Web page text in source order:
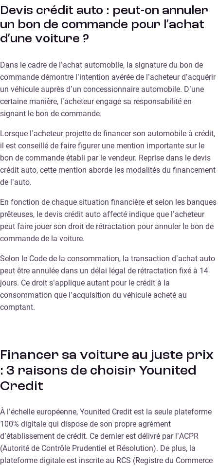
Devis crédit auto : peut-on annuler
un bon de commande pour l’achat
d’une voiture ?
Dans le cadre de l’achat automobile, la signature du bon de
commande démontre l’intention avérée de l’acheteur d’acquérir
un véhicule auprès d’un concessionnaire automobile. D’une
certaine manière, l’acheteur engage sa responsabilité en
signant le bon de commande.
Lorsque l’acheteur projette de financer son automobile à crédit,
il est conseillé de faire figurer une mention importante sur le
bon de commande établi par le vendeur. Reprise dans le devis
crédit auto, cette mention aborde les modalités du financement
de l’auto.
En fonction de chaque situation financière et selon les banques
prêteuses, le devis crédit auto affecté indique que l’acheteur
peut faire jouer son droit de rétractation pour annuler le bon de
commande de la voiture.
Selon le Code de la consommation, la transaction d’achat auto
peut être annulée dans un délai légal de rétractation fixé à 14
jours. Ce droit s’applique autant pour le crédit à la
consommation que l’acquisition du véhicule acheté au
comptant.
Financer sa voiture au juste prix
: 3 raisons de choisir Younited
Credit
À l’échelle européenne, Younited Credit est la seule plateforme
100% digitale qui dispose de son propre agrément
d’établissement de crédit. Ce dernier est délivré par l’ACPR
(Autorité de Contrôle Prudentiel et Résolution). De plus, la
plateforme digitale est inscrite au RCS (Registre du Commerce